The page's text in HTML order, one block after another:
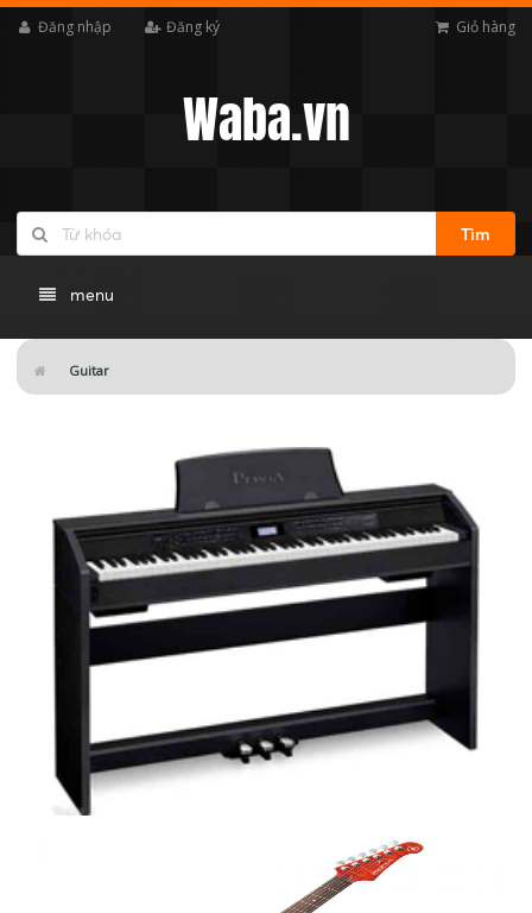
Đăng nhập Đăng ký Giỏ hàng
Waba.vn
Tìm
menu
Guitar